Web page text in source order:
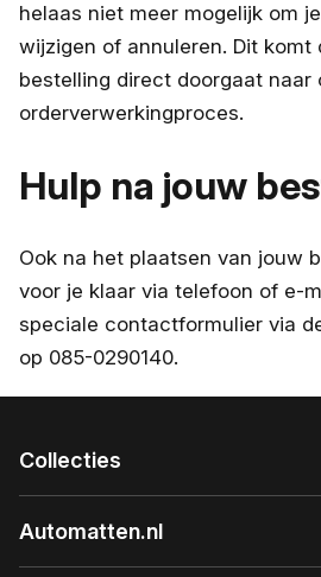
helaas niet meer mogelijk om
wijzigen of annuleren. Dit komt
bestelling direct doorgaat naar
orderverwerkingproces.
Hulp na jouw
Ook na het plaatsen van jouw
voor je klaar via telefoon of e-
speciale contactformulier via
op 085-0290140.
Collecties
Automatten.nl